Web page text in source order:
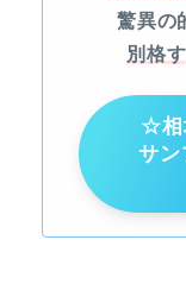
驚異の
別格
☆相
サン